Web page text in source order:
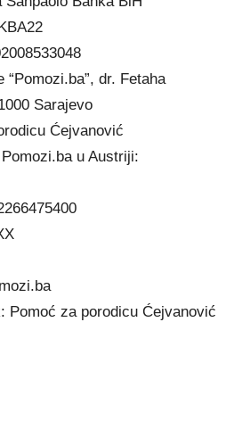
dr. Fetaha
Sarajevo
Ćejvanović
u Austriji:
Pomoć za porodicu Ćejvanović